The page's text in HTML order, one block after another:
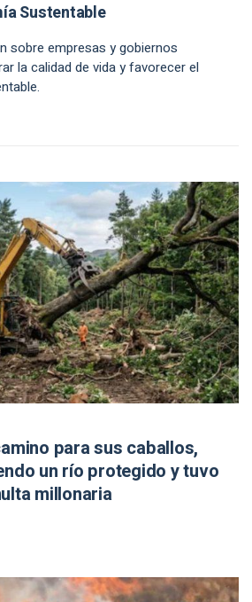
Sustentable
sobre empresas y gobiernos
la calidad de vida y favorecer el
para sus caballos,
un río protegido y tuvo
millonaria